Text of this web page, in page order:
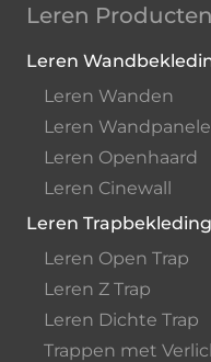
Leren Producten
Leren
Leren Wanden
Leren
Leren Openhaard
Leren Cinewall
Leren Trapbekleding
Leren Open Trap
Leren Z Trap
Leren Dichte Trap
Trappen met